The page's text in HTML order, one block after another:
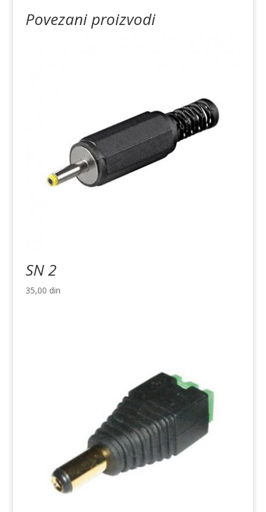
Povezani proizvodi
SN 2
35,00 din